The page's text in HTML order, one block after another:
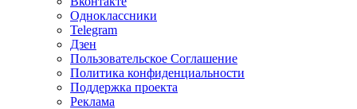
Одноклассники
Telegram
Дзен
Пользовательское Соглашение
Политика конфиденциальности
Поддержка проекта
Реклама